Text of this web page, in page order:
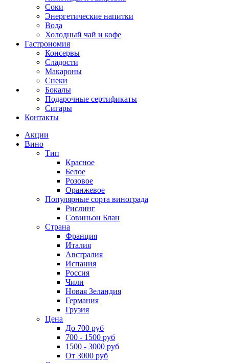
Соки
Энергетические напитки
Вода
Холодный чай и кофе
Гастрономия
Консервы
Сладости
Макароны
Снеки
Бокалы
Подарочные сертификаты
Сигары
Контакты
Акции
Вино
Тип
Красное
Белое
Розовое
Оранжевое
Популярные сорта винограда
Рислинг
Совиньон Блан
Страна
Франция
Италия
Австралия
Испания
Россия
Чили
Новая Зеландия
Германия
Грузия
Цена
До 700 руб
700 - 1500 руб
1500 - 3000 руб
От 3000 руб